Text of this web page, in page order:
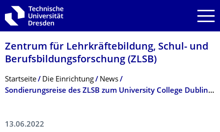
Zur Hauptnavigation springen
Zur Suche springen
Zum Inhalt springen
Zentrum für Lehrkräftebildung, Schul- und
Berufsbildungsfor­schung (ZLSB)
Breadcrumb-Menü
Startseite Die Einrichtung
News
Sondierungsreise des ZLSB zum University College Dublin (Irland)
13.06.2022